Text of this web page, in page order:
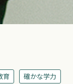
育 確かな学力